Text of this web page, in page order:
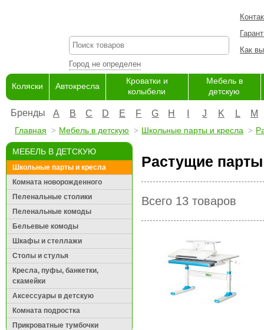
Город не определен
Как
Коляски Автокресла
Кроватки и
колыбели
Мебель в
детскую
Бренды A B C D E F G H J K L M
Главная Мебель в детскую Школьные парты и кресла
МЕБЕЛЬ В ДЕТСКУЮ
Школьные парты и кресла
Комната новорожденного
Пеленальные столики
Пеленальные комоды
Бельевые комоды
Шкафы и стеллажи
Столы и стулья
Кресла, пуфы, банкетки,
скамейки
Аксессуары в детскую
Комната подростка
Прикроватные тумбочки
Растущие
Всего 13 товаров